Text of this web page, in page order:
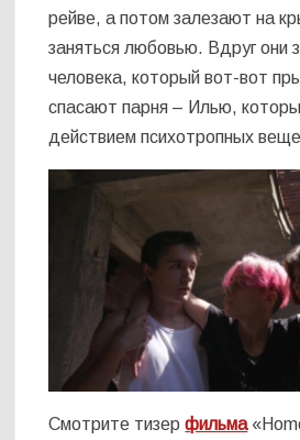
рейве, а потом залезают на
заняться любовью. Вдруг они
человека, который вот-вот
спасают парня – Илью,
действием психотропных
Смотрите тизерфильма